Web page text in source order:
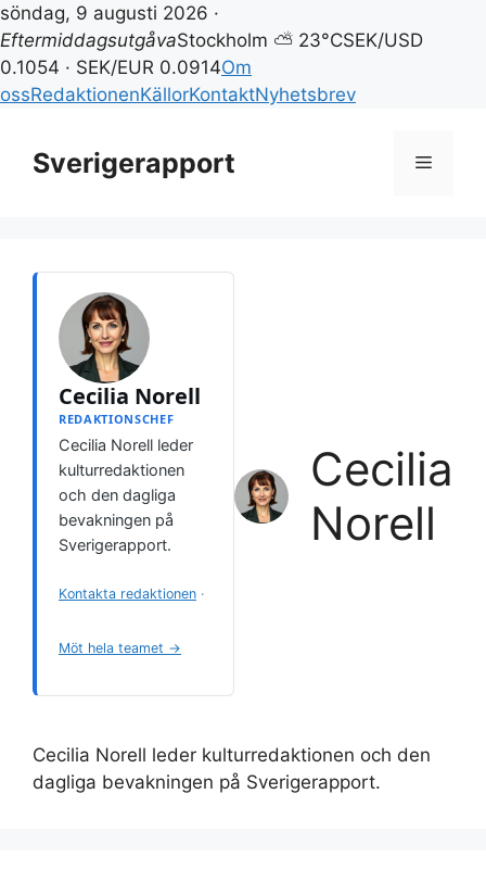
söndag, 9 augusti 2026 ·
EftermiddagsutgåvaStockholm ⛅ 23°CSEK/USD
0.1054 · SEK/EUR 0.0914Om
ossRedaktionenKällorKontaktNyhetsbrev
innehållSverigerapport Meny
Cecilia Norell
REDAKTIONSCHEF
Cecilia Norell leder
kulturredaktionen
och den dagliga
bevakningen på
Sverigerapport.
Kontakta redaktionen ·
Möt hela teamet →
Cecilia
Norell
Cecilia Norell leder kulturredaktionen och den
dagliga bevakningen på Sverigerapport.